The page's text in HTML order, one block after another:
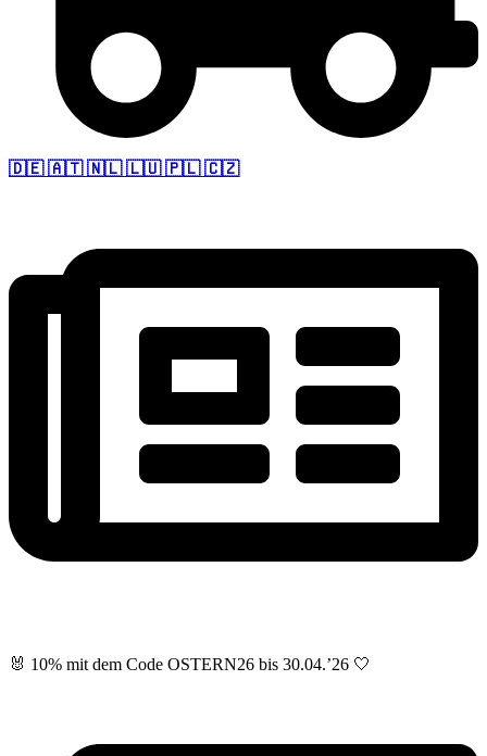
🇩🇪 🇦🇹 🇳🇱 🇱🇺 🇵🇱 🇨🇿
🐰 10% mit dem Code OSTERN26 bis 30.04.’26 🤍